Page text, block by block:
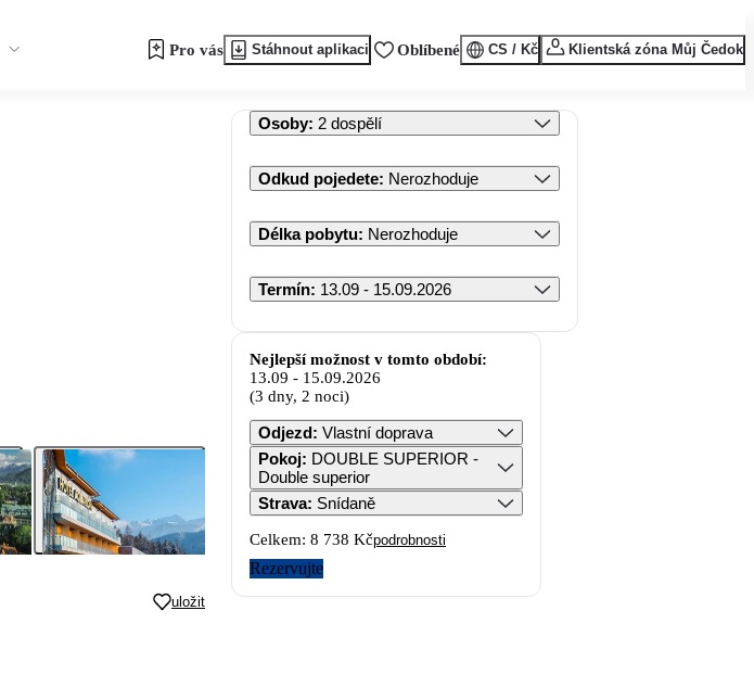
Pro vás Stáhnout aplikaci Oblíbené CS / Kč Klientská zóna Můj Čedok
uložit
Osoby: 2 dospělí
Odkud pojedete: Nerozhoduje
Délka pobytu: Nerozhoduje
Termín: 13.09 - 15.09.2026
Nejlepší možnost v tomto období:
13.09 - 15.09.2026
(3 dny, 2 noci)
Odjezd: Vlastní doprava
Pokoj: DOUBLE SUPERIOR -
Double superior
Strava: Snídaně
Celkem: 8 738 Kčpodrobnosti
Rezervujte